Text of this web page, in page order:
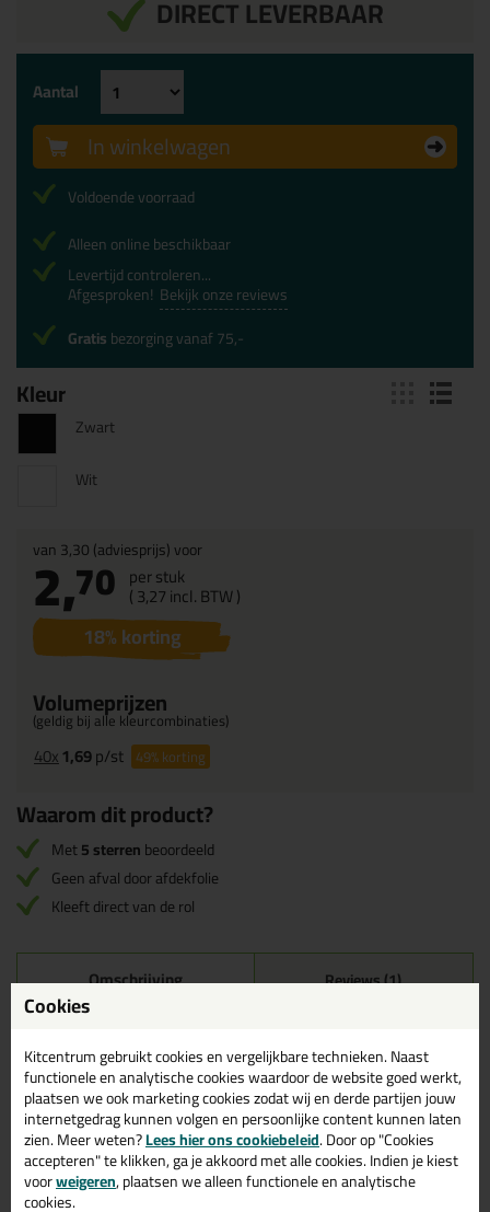
DIRECT LEVERBAAR
Kleur
Zwart
Wit
van3,30(adviesprijs) voor
2,70 per stuk
(3,27incl. BTW )
18% korting
Volumeprijzen
(geldig bij alle kleurcombinaties)
40x1,69p/st 49%korting
Aantal
In winkelwagen
Voldoende voorraad
Alleen online beschikbaar
Levertijd controleren...
Afgesproken! Bekijk onze reviews
Gratisbezorging vanaf 75,-
Waarom dit product?
Met5 sterrenbeoordeeld
Geen afval door afdekfolie
Kleeft direct van de rol
Omschrijving Reviews (1)
KOWO Celband
Voor beglazingstoepassingen bieden wij Kowo PE-celband zonder
afdekfolie aan. Dit PE-band heeft een krachtige lijmlaag en kleeft
direct vanaf de rol. Dit werkt prettig en snel, omdat er geen afval
ontstaat.
Het product wordt geleverd op schijfjes, waardoor het in de
verwerking erg gebruiksvriendelijk is.
Cookies
Kitcentrum gebruikt cookies en vergelijkbare technieken. Naast
functionele en analytische cookies waardoor de website goed werkt,
plaatsen we ook marketing cookies zodat wij en derde partijen jouw
internetgedrag kunnen volgen en persoonlijke content kunnen laten
zien. Meer weten?Lees hier ons cookiebeleid. Door op "Cookies
accepteren" te klikken, ga je akkoord met alle cookies. Indien je kiest
voorweigeren, plaatsen we alleen functionele en analytische
cookies.